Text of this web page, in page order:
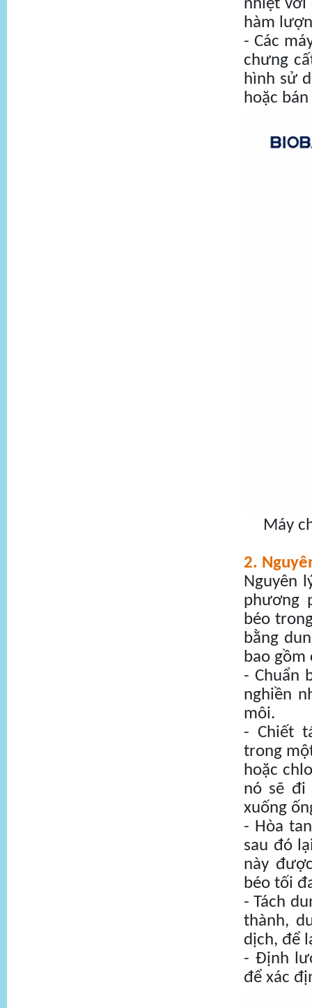
nhiệt với
hàm
- Các
chưng
hình sử
hoặc
Máy
2.
Nguyên
phương
béo
bằng
bao gồm
- Chuẩn
nghiền
môi.
- Chiết
trong
hoặc
nó sẽ đi
xuống
- Hòa
sau đó
này
béo tối
- Tách
thành,
dịch, để
- Định
để xác